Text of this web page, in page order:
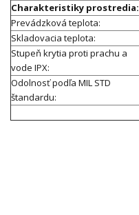
Charakteristiky prostredia:
Prevádzková teplota:
Skladovacia teplota:
Stupeň krytia proti prachu a
vode IPX:
Odolnosť podľa MIL STD
štandardu: